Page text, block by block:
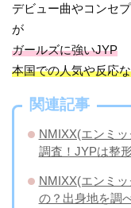
デビュー曲やコンセ
が
ガールズに強いJYP
本国での人気や反応
関連記事
NMIXX(エンミ
調査！JYPは整
NMIXX(エンミ
の？出身地を調